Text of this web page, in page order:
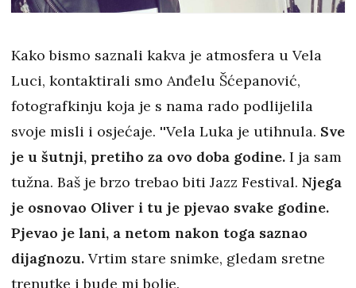
Kako bismo saznali kakva je atmosfera u Vela
Luci, kontaktirali smo Anđelu Šćepanović,
fotografkinju koja je s nama rado podlijelila
svoje misli i osjećaje. ''Vela Luka je utihnula. Sve
je u šutnji, pretiho za ovo doba godine. I ja sam
tužna. Baš je brzo trebao biti Jazz Festival. Njega
je osnovao Oliver i tu je pjevao svake godine.
Pjevao je lani, a netom nakon toga saznao
dijagnozu. Vrtim stare snimke, gledam sretne
trenutke i bude mi bolje.